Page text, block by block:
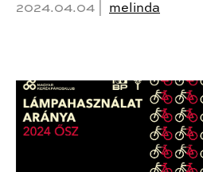
2024.04.04 | melinda